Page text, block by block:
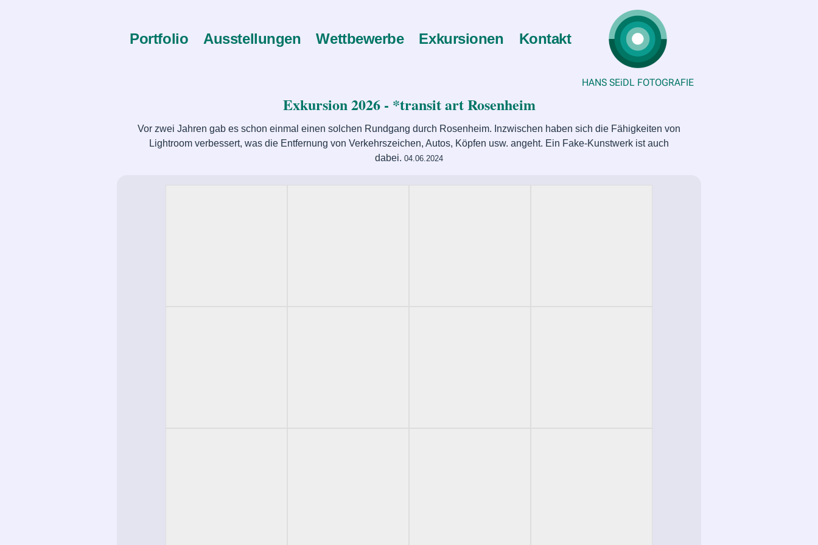
Portfolio Ausstellungen Wettbewerbe Exkursionen Kontakt
HANS SEiDL FOTOGRAFIE
Exkursion 2026 - *transit art Rosenheim
Vor zwei Jahren gab es schon einmal einen solchen Rundgang durch Rosenheim. Inzwischen haben sich die Fähigkeiten von
Lightroom verbessert, was die Entfernung von Verkehrszeichen, Autos, Köpfen usw. angeht. Ein Fake-Kunstwerk ist auch
dabei. 04.06.2024